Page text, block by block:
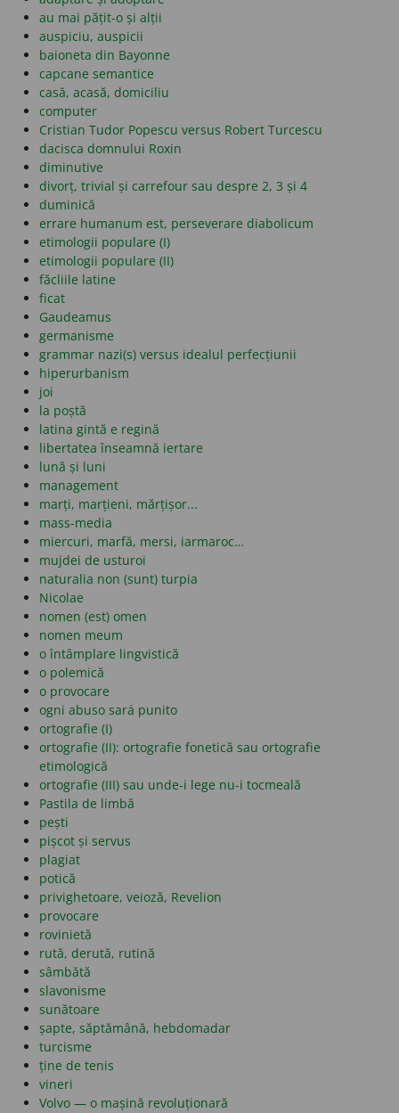
au mai pățit-o și alții
auspiciu, auspicii
baioneta din Bayonne
capcane semantice
casă, acasă, domiciliu
computer
Cristian Tudor Popescu versus Robert Turcescu
dacisca domnului Roxin
diminutive
divorț, trivial și carrefour sau despre 2, 3 și 4
duminică
errare humanum est, perseverare diabolicum
etimologii populare (I)
etimologii populare (II)
făcliile latine
ficat
Gaudeamus
germanisme
grammar nazi(s) versus idealul perfecțiunii
hiperurbanism
joi
la poștă
latina gintă e regină
libertatea înseamnă iertare
lună și luni
management
marți, marțieni, mărțișor...
mass-media
miercuri, marfă, mersi, iarmaroc…
mujdei de usturoi
naturalia non (sunt) turpia
Nicolae
nomen (est) omen
nomen meum
o întâmplare lingvistică
o polemică
o provocare
ogni abuso sará punito
ortografie (I)
ortografie (II): ortografie fonetică sau ortografie
etimologică
ortografie (III) sau unde-i lege nu-i tocmeală
Pastila de limbă
pești
pișcot și servus
plagiat
potică
privighetoare, veioză, Revelion
provocare
rovinietă
rută, derută, rutină
sâmbătă
slavonisme
sunătoare
șapte, săptămână, hebdomadar
turcisme
ține de tenis
vineri
Volvo — o mașină revoluționară